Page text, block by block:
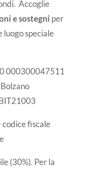
Accoglie
e sostegni per
luogo speciale
000300047511
codice fiscale
(30%). Per la